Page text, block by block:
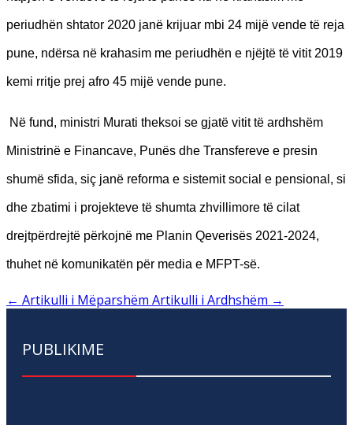
periudhën shtator 2020 janë krijuar mbi 24 mijë vende të reja
pune, ndërsa në krahasim me periudhën e njëjtë të vitit 2019
kemi rritje prej afro 45 mijë vende pune.
Në fund, ministri Murati theksoi se gjatë vitit të ardhshëm
Ministrinë e Financave, Punës dhe Transfereve e presin
shumë sfida, siç janë reforma e sistemit social e pensional, si
dhe zbatimi i projekteve të shumta zhvillimore të cilat
drejtpërdrejtë përkojnë me Planin Qeverisës 2021-2024,
thuhet në komunikatën për media e MFPT-së.
← Artikulli i Mëparshëm Artikulli i Ardhshëm →
PUBLIKIME